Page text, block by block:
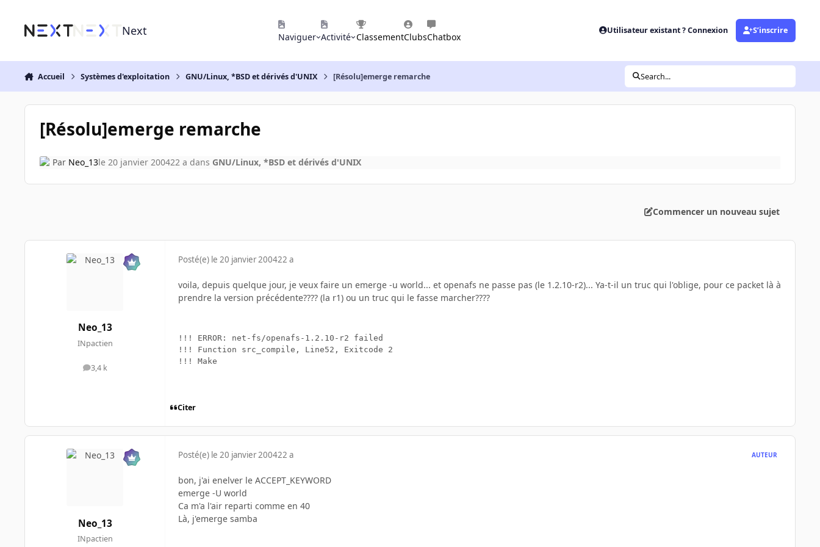
Next Naviguer Activité ClassementClubsChatbox
Utilisateur existant ? Connexion S’inscrire
Accueil Systèmes d'exploitation GNU/Linux, *BSD et dérivés d'UNIX [Résolu]emerge remarche Search...
[Résolu]emerge remarche
Par Neo_13le 20 janvier 200422 a dans GNU/Linux, *BSD et dérivés d'UNIX
Commencer un nouveau sujet
Neo_13
INpactien
3,4 k
messages
Posté(e) le 20 janvier 200422 a
voila, depuis quelque jour, je veux faire un emerge -u world... et openafs ne passe pas (le 1.2.10-r2)... Ya-t-il un truc qui l'oblige, pour ce packet là à
prendre la version précédente???? (la r1) ou un truc qui le fasse marcher????
!!! ERROR: net-fs/openafs-1.2.10-r2 failed
!!! Function src_compile, Line52, Exitcode 2
Citer
Neo_13
INpactien
Posté(e) le 20 janvier 200422 a AUTEUR
bon, j'ai enelver le ACCEPT_KEYWORD
emerge -U world
Ca m'a l'air reparti comme en 40
Là, j'emerge samba